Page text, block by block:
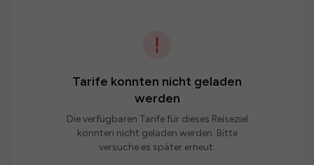
Tarife konnten nicht geladen
werden
Die verfügbaren Tarife für dieses Reiseziel
konnten nicht geladen werden. Bitte
versuche es später erneut.